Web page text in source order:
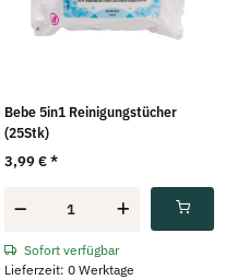
Bebe 5in1 Reinigungstücher
(25Stk)
3,99 €*
Sofort verfügbar
Lieferzeit: 0 Werktage